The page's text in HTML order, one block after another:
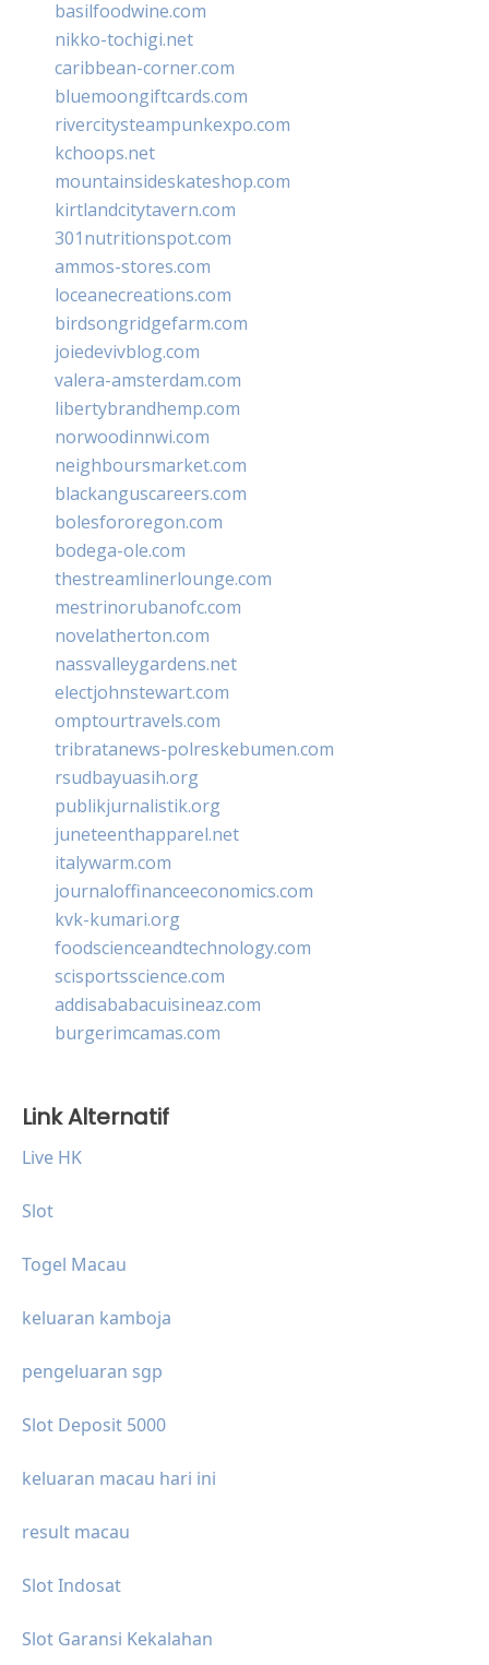
basilfoodwine.com
nikko-tochigi.net
caribbean-corner.com
bluemoongiftcards.com
rivercitysteampunkexpo.com
kchoops.net
mountainsideskateshop.com
kirtlandcitytavern.com
301nutritionspot.com
ammos-stores.com
loceanecreations.com
birdsongridgefarm.com
joiedevivblog.com
valera-amsterdam.com
libertybrandhemp.com
norwoodinnwi.com
neighboursmarket.com
blackanguscareers.com
bolesfororegon.com
bodega-ole.com
thestreamlinerlounge.com
mestrinorubanofc.com
novelatherton.com
nassvalleygardens.net
electjohnstewart.com
omptourtravels.com
tribratanews-polreskebumen.com
rsudbayuasih.org
publikjurnalistik.org
juneteenthapparel.net
italywarm.com
journaloffinanceeconomics.com
kvk-kumari.org
foodscienceandtechnology.com
scisportsscience.com
addisababacuisineaz.com
burgerimcamas.com
Link Alternatif
Live HK
Slot
Togel Macau
keluaran kamboja
pengeluaran sgp
Slot Deposit 5000
keluaran macau hari ini
result macau
Slot Indosat
Slot Garansi Kekalahan